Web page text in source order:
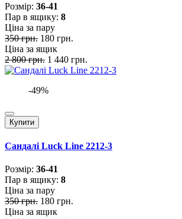
Розмiр: 36-41
Пар в ящику: 8
Ціна за пару
350 грн. 180 грн.
Ціна за ящик
2 800 грн. 1 440 грн.
-49%
Купити
Сандалі Luck Line 2212-3
Розмiр: 36-41
Пар в ящику: 8
Ціна за пару
350 грн. 180 грн.
Ціна за ящик